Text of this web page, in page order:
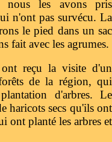
nous les avons pris
n'ont pas survécu. La
le pied dans un sac
fait avec les agrumes.
reçu la visite d'un
de la région, qui
d'arbres. Le
haricots secs qu'ils ont
ont planté les arbres et